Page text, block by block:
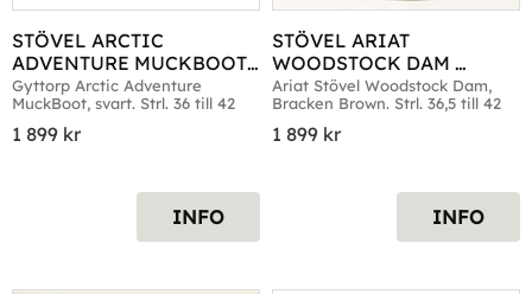
STÖVEL ARCTIC
ADVENTURE MUCKBOOT
SVART
Gyttorp Arctic Adventure
MuckBoot, svart. Strl. 36 till 42
1 899 kr
INFO
STÖVEL ARIAT
WOODSTOCK DAM
BRACKEN BROWN
Ariat Stövel Woodstock Dam,
Bracken Brown. Strl. 36,5 till 42
1 899 kr
INFO